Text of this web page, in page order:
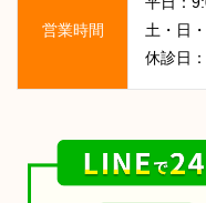
営業時間
土・日
休診日